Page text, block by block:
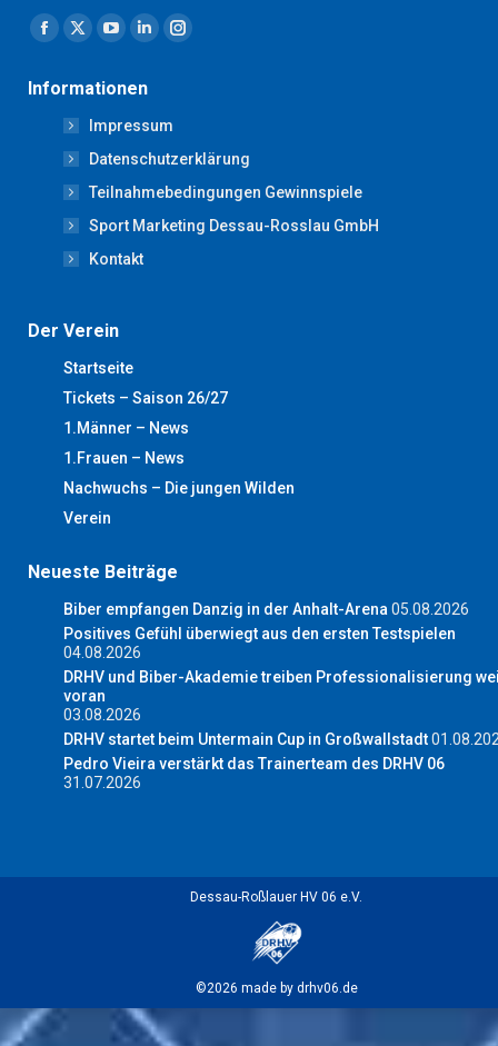
Finden Sie uns auf:
Facebook
opens
new
window
X
opens
in
new
window
YouTube
opens
in
new
window
Linkedin
opens
in
new
window
Instagram
new
window
Informationen
Impressum
Datenschutzerklärung
Teilnahmebedingungen Gewinnspiele
Sport Marketing Dessau-Rosslau GmbH
Kontakt
Der Verein
Startseite
Tickets – Saison 26/27
1.Männer – News
1.Frauen – News
Nachwuchs – Die jungen Wilden
Verein
Neueste Beiträge
Biber empfangen Danzig in der Anhalt-Arena 05.08.2026
Positives Gefühl überwiegt aus den ersten Testspielen
04.08.2026
DRHV und Biber-Akademie treiben Professionalisierung
voran
03.08.2026
DRHV startet beim Untermain Cup in Großwallstadt
Pedro Vieira verstärkt das Trainerteam des DRHV 06
31.07.2026
Dessau-Roßlauer HV 06 e.V.
©2026 made by drhv06.de